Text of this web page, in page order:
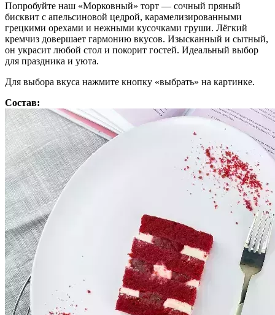
Попробуйте наш «Морковный» торт — сочный пряный
бисквит с апельсиновой цедрой, карамелизированными
грецкими орехами и нежными кусочками груши. Лёгкий
кремчиз довершает гармонию вкусов. Изысканный и сытный,
он украсит любой стол и покорит гостей. Идеальный выбор
для праздника и уюта.
Для выбора вкуса нажмите кнопку «выбрать» на картинке.
Состав: